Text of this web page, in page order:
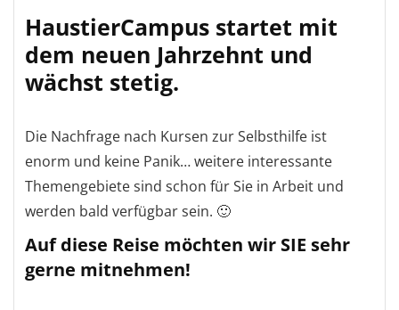
HaustierCampus startet mit
dem neuen Jahrzehnt und
wächst stetig.
Die Nachfrage nach Kursen zur Selbsthilfe ist
enorm und keine Panik… weitere interessante
Themengebiete sind schon für Sie in Arbeit und
werden bald verfügbar sein. 🙂
Auf diese Reise möchten wir SIE sehr
gerne mitnehmen!